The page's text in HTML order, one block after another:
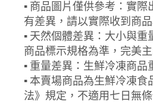
▪ 商品圖片僅供參考：實
有差異，請以實際收到商品
▪ 天然個體差異：大小與
商品標示規格為準，完美
▪ 重量差異：生鮮冷凍商
▪ 本賣場商品為生鮮冷凍
法》規定，不適用七日無